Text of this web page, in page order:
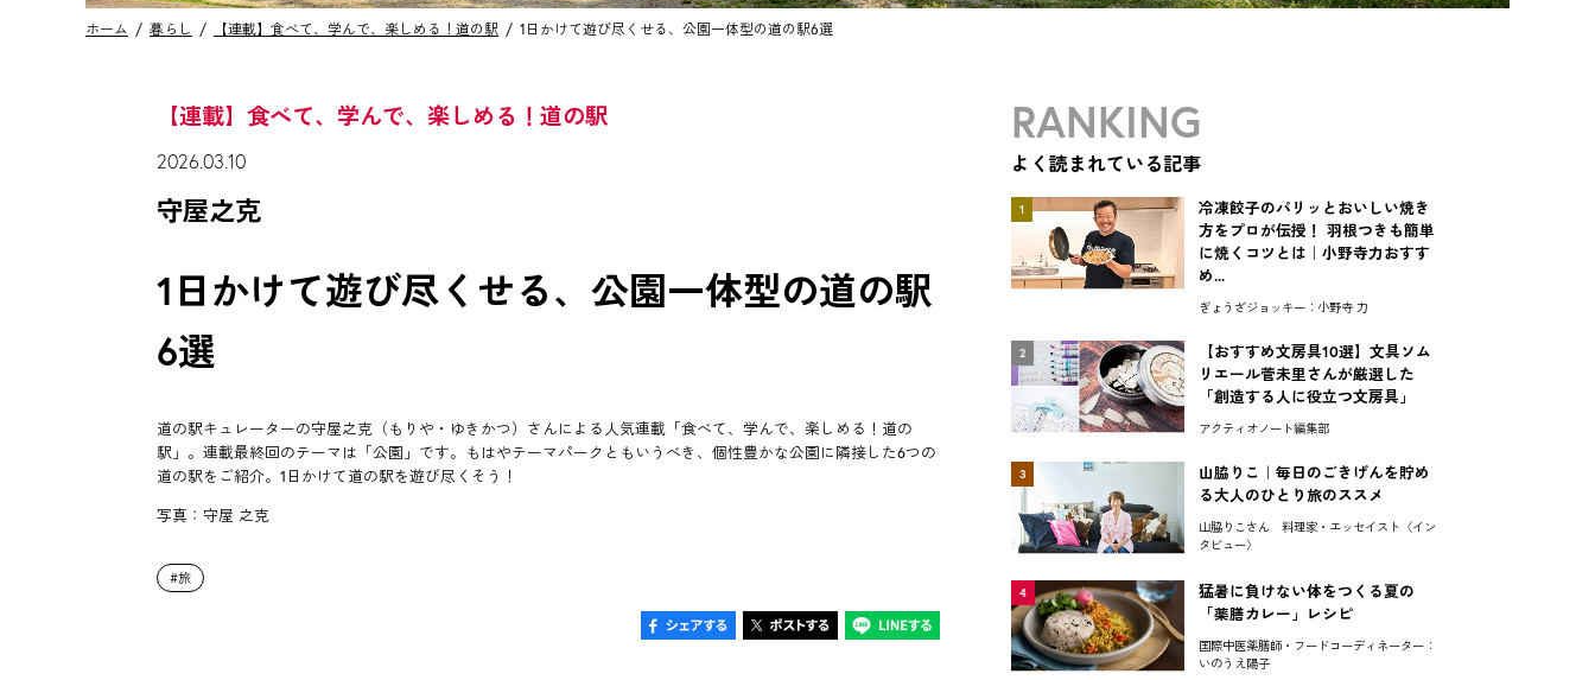
ホーム 暮らし 【連載】食べて、学んで、楽しめる！道の駅 1日かけて遊び尽くせる、公園一体型の道の駅6選
【連載】食べて、学んで、楽しめる！道の駅
2026.03.10
守屋之克
1日かけて遊び尽くせる、公園一体型の道の駅
6選
道の駅キュレーターの守屋之克（もりや・ゆきかつ）さんによる人気連載「食べて、学んで、楽しめる！道の
駅」。連載最終回のテーマは「公園」です。もはやテーマパークともいうべき、個性豊かな公園に隣接した6つの
道の駅をご紹介。1日かけて道の駅を遊び尽くそう！
写真：守屋 之克
旅
RANKING
よく読まれている記事
1
冷凍餃子のパリッとおいしい焼き
方をプロが伝授！ 羽根つきも簡単
に焼くコツとは｜小野寺力おすす
め...
ぎょうざジョッキー：小野寺 力
2
【おすすめ文房具10選】文具ソム
リエール菅未里さんが厳選した
「創造する人に役立つ文房具」
アクティオノート編集部
3
山脇りこ｜毎日のごきげんを貯め
る大人のひとり旅のススメ
山脇りこさん 料理家・エッセイスト〈イン
タビュー〉
4
猛暑に負けない体をつくる夏の
「薬膳カレー」レシピ
国際中医薬膳師・フードコーディネーター：
いのうえ陽子